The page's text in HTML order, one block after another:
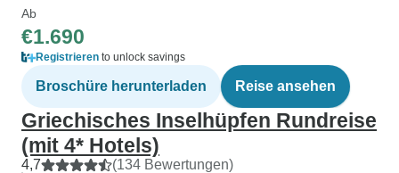
Ab
€1.690
Registrieren to unlock savings
Broschüre herunterladen Reise ansehen
Griechisches Inselhüpfen Rundreise
(mit 4* Hotels)
4,7 (134 Bewertungen)